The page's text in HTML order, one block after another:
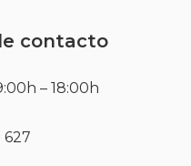
contacto
– 18:00h
627